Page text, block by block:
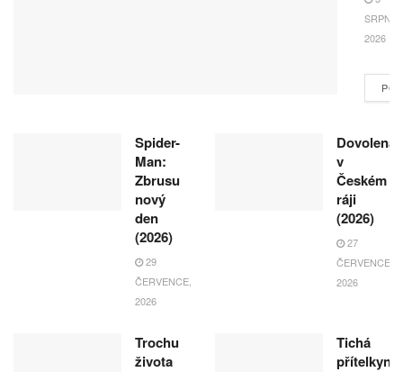
SRPNA,
2026
Spider-
Man:
Zbrusu
nový
den
(2026)
29
ČERVENCE,
2026
Dovolená
v
Českém
ráji
(2026)
27
ČERVENCE,
2026
Trochu
života
Tichá
přítelkyně